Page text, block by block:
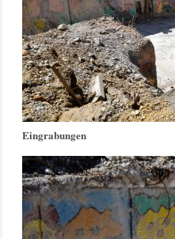
Eingrabungen